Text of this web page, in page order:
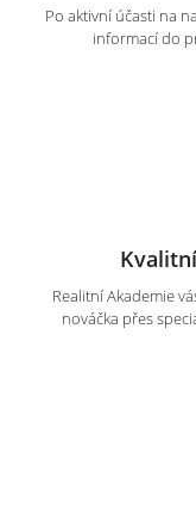
Po aktivní účasti na
informací do
Realitní Akademie
nováčka přes